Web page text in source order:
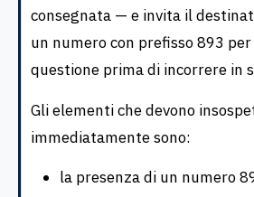
consegnata — e invita il
un numero con prefisso 893
questione prima di incorrere in
Gli elementi che devono
immediatamente sono:
la presenza di un numero